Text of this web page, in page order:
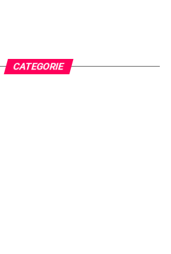
CATEGORIE